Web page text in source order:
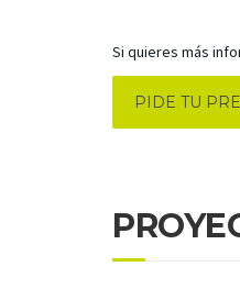
Si quieres más
PIDE TU